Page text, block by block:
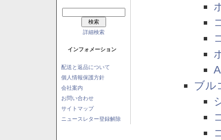
詳細検索
インフォメーション
配送と返品について
個人情報保護方針
会社案内
お問い合わせ
サイトマップ
ニュースレター登録解除
ブル